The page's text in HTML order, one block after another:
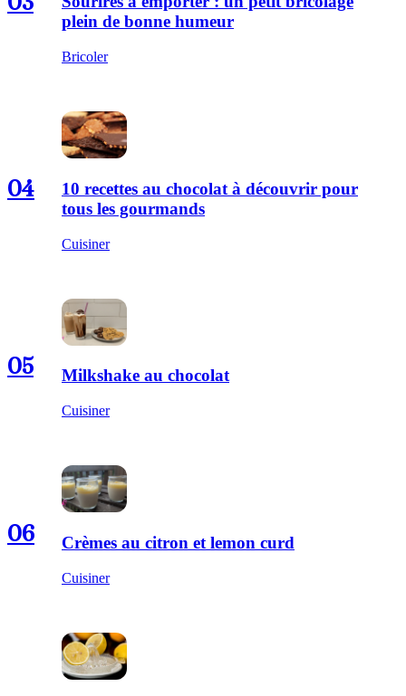
plein de bonne humeur
Bricoler
04
10 recettes au chocolat à découvrir pour
tous les gourmands
Cuisiner
05 Milkshake au chocolat
Cuisiner
06 Crèmes au citron et lemon curd
Cuisiner